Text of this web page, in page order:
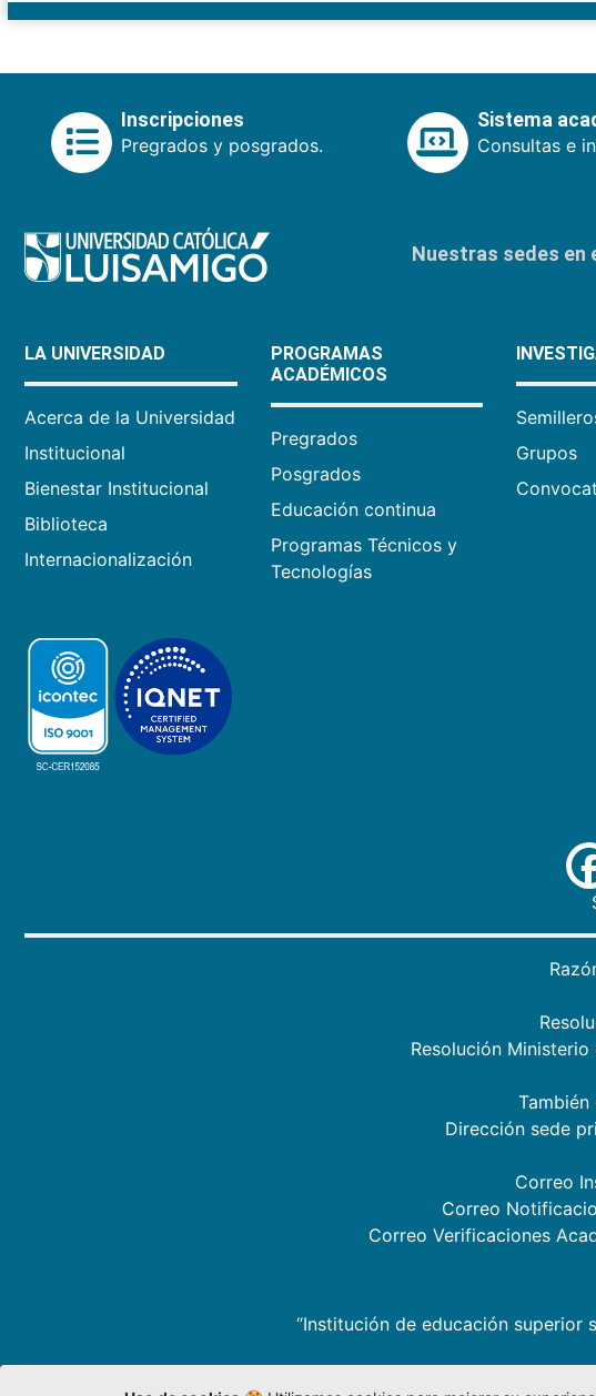
Inscripciones
Pregrados y posgrados.
Sistema
Consultas e
Nuestras sedes en
LA UNIVERSIDAD
Acerca de la Universidad
Institucional
Bienestar Institucional
Biblioteca
Internacionalización
PROGRAMAS
ACADÉMICOS
Pregrados
Posgrados
Educación continua
Programas Técnicos y
Tecnologías
Grupos
Resolución
También
Dirección sede
Correo
Correo
Correo Verificaciones
“Institución de educación superior